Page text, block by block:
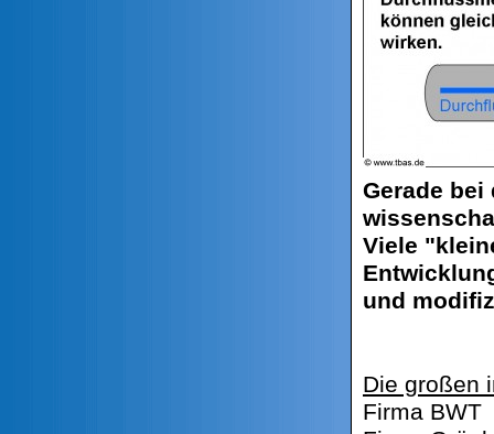
Gerade
Viele
und
Die großen
Firma